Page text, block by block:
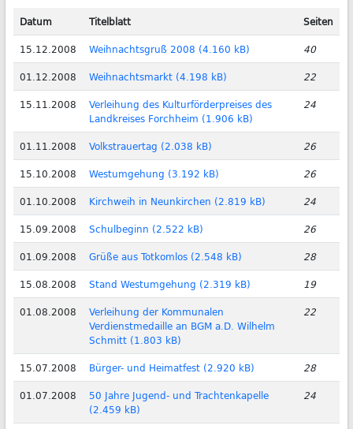
Datum Titelblatt
Seiten
15.12.2008
Weihnachtsgruß 2008 (4.160 kB)
40
01.12.2008
Weihnachtsmarkt (4.198 kB)
22
15.11.2008
Verleihung des Kulturförderpreises des
Landkreises Forchheim (1.906 kB)
24
01.11.2008 Volkstrauertag (2.038 kB)
26
15.10.2008
Westumgehung (3.192 kB)
26
01.10.2008
Kirchweih in Neunkirchen (2.819 kB)
24
15.09.2008
Schulbeginn (2.522 kB)
26
01.09.2008
Grüße aus Totkomlos (2.548 kB)
28
15.08.2008
Stand Westumgehung (2.319 kB)
19
01.08.2008
Verleihung der Kommunalen
Verdienstmedaille an BGM a.D. Wilhelm
Schmitt (1.803 kB)
22
15.07.2008 Bürger- und Heimatfest (2.920 kB)
28
01.07.2008
50 Jahre Jugend- und Trachtenkapelle
(2.459 kB)
24